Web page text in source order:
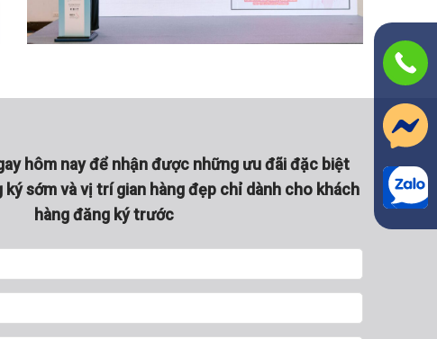
hôm nay để nhận được những ưu đãi đặc biệt
sớm và vị trí gian hàng đẹp chỉ dành cho khách
hàng đăng ký trước